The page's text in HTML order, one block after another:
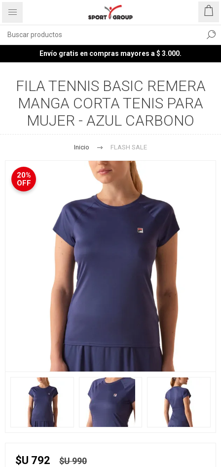
Envío gratis en compras mayores a $ 3.000.
FILA TENNIS BASIC REMERA
MANGA CORTA TENIS PARA
MUJER - AZUL CARBONO
Inicio FLASH SALE
20%
OFF
$U 792 $U 990